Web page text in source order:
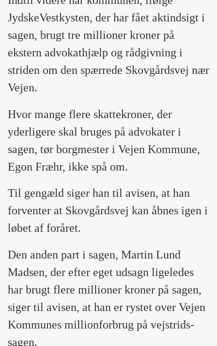
JydskeVestkysten, der har fået aktindsigt i
sagen, brugt tre millioner kroner på
ekstern advokathjælp og rådgivning i
striden om den spærrede Skovgårdsvej nær
Vejen.
Hvor mange flere skattekroner, der
yderligere skal bruges på advokater i
sagen, tør borgmester i Vejen Kommune,
Egon Fræhr, ikke spå om.
Til gengæld siger han til avisen, at han
forventer at Skovgårdsvej kan åbnes igen i
løbet af foråret.
Den anden part i sagen, Martin Lund
Madsen, der efter eget udsagn ligeledes
har brugt flere millioner kroner på sagen,
siger til avisen, at han er rystet over Vejen
Kommunes millionforbrug på vejstrids-
sagen.